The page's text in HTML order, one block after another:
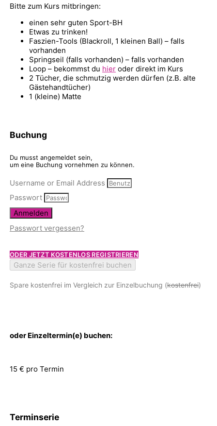
Bitte zum Kurs mitbringen:
einen sehr guten Sport-BH
Etwas zu trinken!
Faszien-Tools (Blackroll, 1 kleinen Ball) – falls
vorhanden
Springseil (falls vorhanden) – falls vorhanden
Loop – bekommst du hier oder direkt im Kurs
2 Tücher, die schmutzig werden dürfen (z.B. alte
Gästehandtücher)
1 (kleine) Matte
Buchung
Du musst angemeldet sein,
um eine Buchung vornehmen zu können.
Username or Email Address
Passwort
Anmelden
Passwort vergessen?
ODER JETZT KOSTENLOS REGISTRIEREN
Ganze Serie für kostenfrei buchen
Spare kostenfrei im Vergleich zur Einzelbuchung (kostenfrei)
oder Einzeltermin(e) buchen:
15 € pro Termin
Terminserie